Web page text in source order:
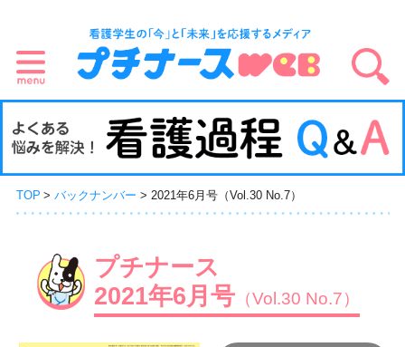
TOP バックナンバー 2021年6月号（Vol.30 No.7）
プチナース
2021年6月号（Vol.30 No.7）